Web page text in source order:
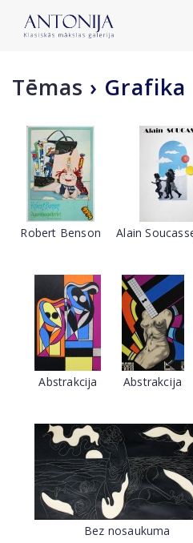
Tēmas › Grafika
Robert Benson Alain
Abstrakcija Abstrakcija
Bez nosaukuma